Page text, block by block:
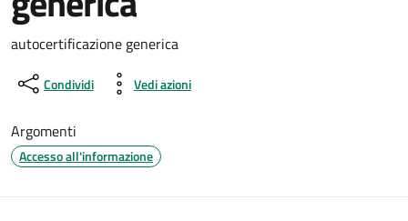
Dettagli del documento
autocertificazione generica
Condividi Vedi azioni
Argomenti
Accesso all'informazione